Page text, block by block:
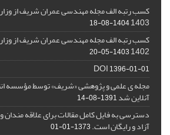
کسب رتبه الف مجله مهندسی عمران شریف از
1403
1404-08-18
کسب رتبه الف مجله مهندسی عمران شریف از
1402
1403-05-20
DOI1396-01-01
مجله ی علمی و پژوهشی «شریف» توسط مؤسسه
آنلاین شد1391-08-14
دسترسی به فایل کامل مقالات برای علاقه
آزاد و رایگان است.1373-01-01